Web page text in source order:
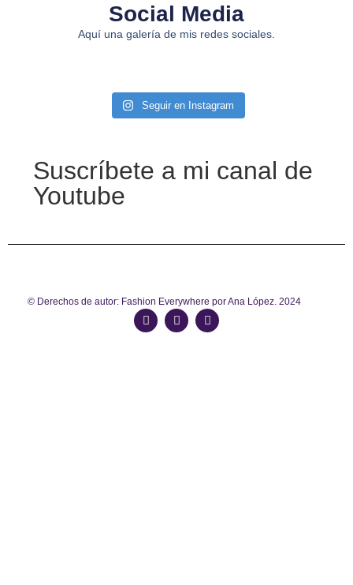
Social Media
Aquí una galería de mis redes sociales.
Seguir en Instagram
Suscríbete a mi canal de
Youtube
© Derechos de autor: Fashion Everywhere por Ana López. 2024